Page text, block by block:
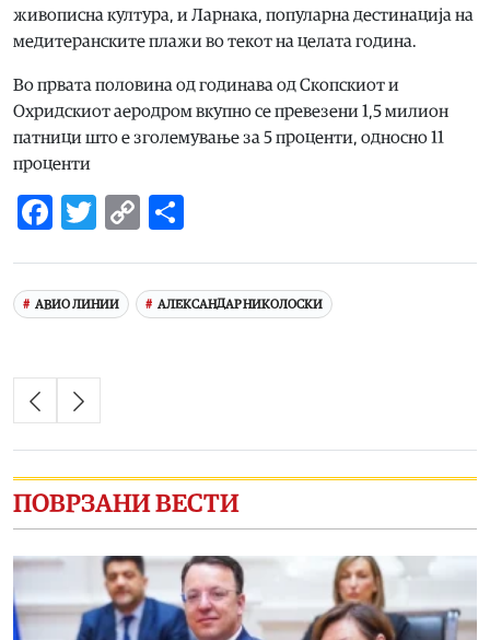
живописна култура, и Ларнака, популарна дестинација на
медитеранските плажи во текот на целата година.
Во првата половина од годинава од Скопскиот и
Охридскиот аеродром вкупно се превезени 1,5 милион
патници што е зголемување за 5 проценти, односно 11
проценти
Facebook
Twitter
Copy
АВИО ЛИНИИ АЛЕКСАНДАР НИКОЛОСКИ
ПОВРЗАНИ ВЕСТИ